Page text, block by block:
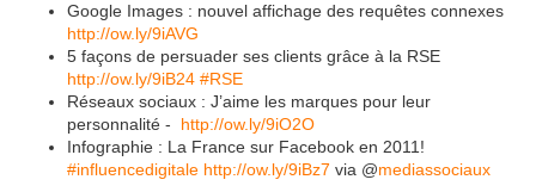
Google Images : nouvel affichage des requêtes connexes
http://ow.ly/9iAVG
5 façons de persuader ses clients grâce à la RSE
http://ow.ly/9iB24 #RSE
Réseaux sociaux : J’aime les marques pour leur
personnalité - http://ow.ly/9iO2O
Infographie : La France sur Facebook en 2011!
#influencedigitale http://ow.ly/9iBz7 via @mediassociaux